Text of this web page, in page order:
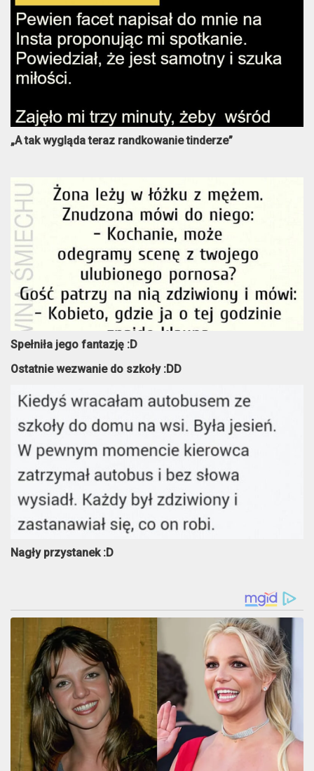
„A tak wygląda teraz randkowanie tinderze”
Spełniła jego fantazję :D
Ostatnie wezwanie do szkoły :DD
Nagły przystanek :D